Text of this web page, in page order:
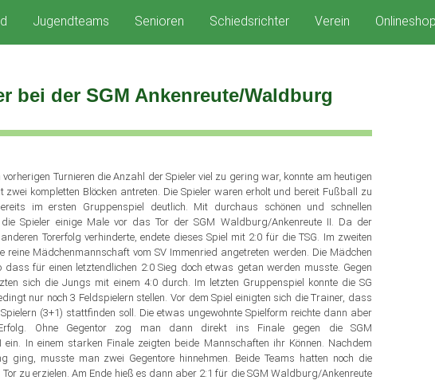
Jugendteams Senioren Schiedsrichter Verein Onlineshop
bei der SGM Ankenreute/Waldburg
Turnieren die Anzahl der Spieler viel zu gering war, konnte am heutigen
kompletten Blöcken antreten. Die Spieler waren erholt und bereit Fußball zu
im ersten Gruppenspiel deutlich. Mit durchaus schönen und schnellen
die Spieler einige Male vor das Tor der SGM Waldburg/Ankenreute II. Da der
Torerfolg verhinderte, endete dieses Spiel mit 2:0 für die TSG. Im zweiten
reine Mädchenmannschaft vom SV Immenried angetreten werden. Die Mädchen
dass für einen letztendlichen 2:0 Sieg doch etwas getan werden musste. Gegen
sich die Jungs mit einem 4:0 durch. Im letzten Gruppenspiel konnte die SG
nur noch 3 Feldspielern stellen. Vor dem Spiel einigten sich die Trainer, dass
(3+1) stattfinden soll. Die etwas ungewohnte Spielform reichte dann aber
Ohne Gegentor zog man dann direkt ins Finale gegen die SGM
In einem starken Finale zeigten beide Mannschaften ihr Können. Nachdem
ging, musste man zwei Gegentore hinnehmen. Beide Teams hatten noch die
zu erzielen. Am Ende hieß es dann aber 2:1 für die SGM Waldburg/Ankenreute